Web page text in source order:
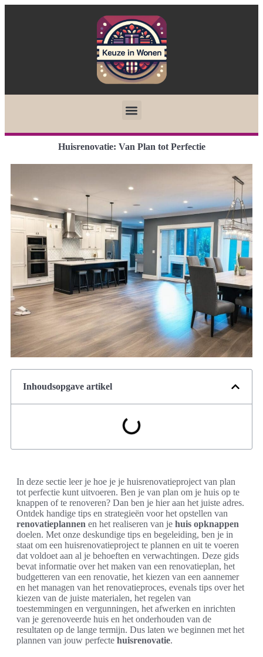
Huisrenovatie: Van Plan tot Perfectie
Inhoudsopgave artikel
In deze sectie leer je hoe je je huisrenovatieproject van plan
tot perfectie kunt uitvoeren. Ben je van plan om je huis op te
knappen of te renoveren? Dan ben je hier aan het juiste adres.
Ontdek handige tips en strategieën voor het opstellen van
renovatieplannen en het realiseren van je huis opknappen
doelen. Met onze deskundige tips en begeleiding, ben je in
staat om een huisrenovatieproject te plannen en uit te voeren
dat voldoet aan al je behoeften en verwachtingen. Deze gids
bevat informatie over het maken van een renovatieplan, het
budgetteren van een renovatie, het kiezen van een aannemer
en het managen van het renovatieproces, evenals tips over het
kiezen van de juiste materialen, het regelen van
toestemmingen en vergunningen, het afwerken en inrichten
van je gerenoveerde huis en het onderhouden van de
resultaten op de lange termijn. Dus laten we beginnen met het
plannen van jouw perfecte huisrenovatie.